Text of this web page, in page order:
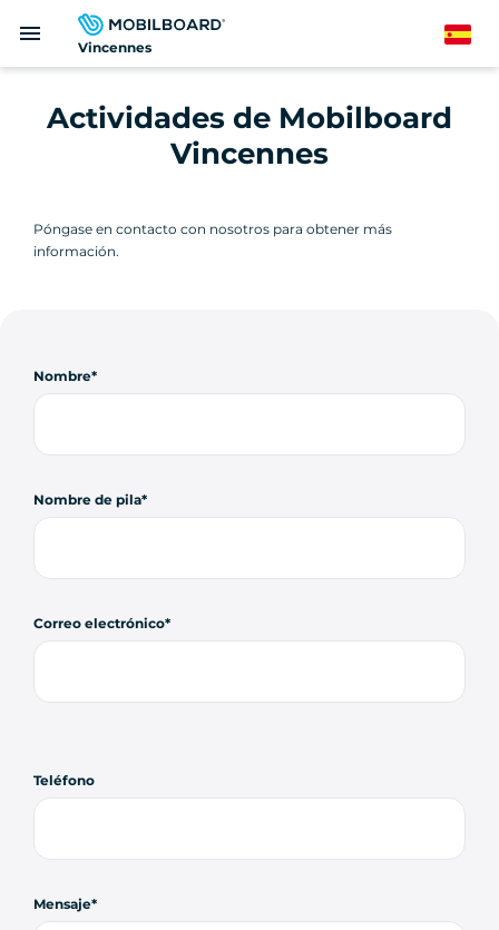
Vincennes
menu Spanish
Actividades de Mobilboard
Vincennes
Póngase en contacto con nosotros para obtener más
información.
Nombre
Nombre de pila
Correo electrónico
Teléfono
Mensaje